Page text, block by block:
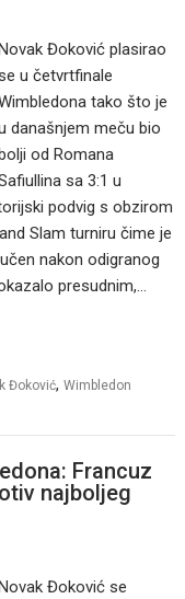
Đoković plasirao
u četvrtfinale
tako što je
današnjem meču bio
od Romana
sa 3:1 u
podvig s obzirom
Slam turniru čime je
nakon odigranog
presudnim,…
Đoković,Wimbledon
Francuz
najboljeg
Đoković se